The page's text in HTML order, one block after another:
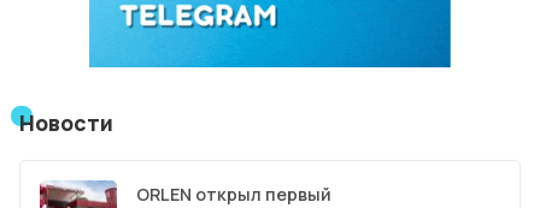
Новости
ORLEN открыл первый